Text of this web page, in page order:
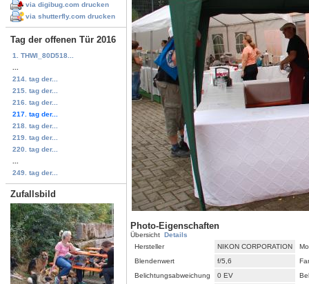
via digibug.com drucken
via shutterfly.com drucken
Tag der offenen Tür 2016
1. THWI_80D518...
214. tag der...
215. tag der...
216. tag der...
217. tag der...
218. tag der...
219. tag der...
220. tag der...
249. tag der...
Zufallsbild
Photo-Eigenschaften
Übersicht Details
Hersteller
NIKON CORPORATION
Blendenwert
f/5,6
Belichtungsabweichung
0 EV